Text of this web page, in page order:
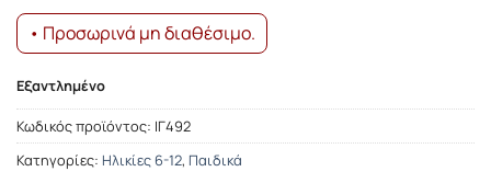
• Προσωρινά μη διαθέσιμο.
Εξαντλημένο
Κωδικός προϊόντος: ΙΓ492
Κατηγορίες: Ηλικίες 6-12, Παιδικά